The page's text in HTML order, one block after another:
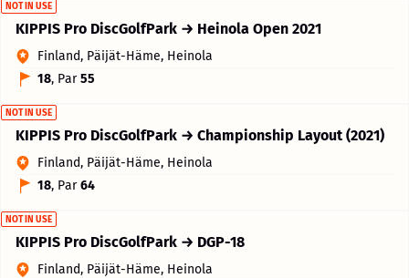
KIPPIS Pro DiscGolfPark → Heinola Open 2021
NOT IN USE
Finland, Päijät-Häme, Heinola
18, Par55
KIPPIS Pro DiscGolfPark → Championship Layout (2021)
NOT IN USE
Finland, Päijät-Häme, Heinola
18, Par64
KIPPIS Pro DiscGolfPark → DGP-18
NOT IN USE
Finland, Päijät-Häme, Heinola